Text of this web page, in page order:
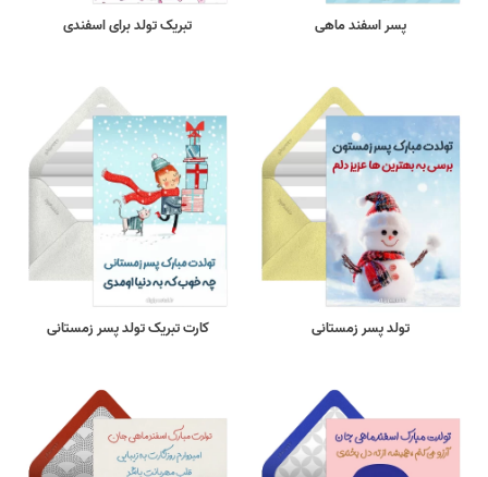
پسر اسفند ماهی تبریک تولد برای اسفندی
تولد پسر زمستانی کارت تبریک تولد پسر زمستانی